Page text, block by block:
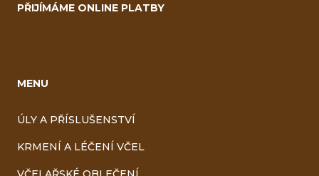
PŘIJÍMÁME ONLINE PLATBY
MENU
ÚLY A PŘÍSLUŠENSTVÍ
KRMENÍ A LÉČENÍ VČEL